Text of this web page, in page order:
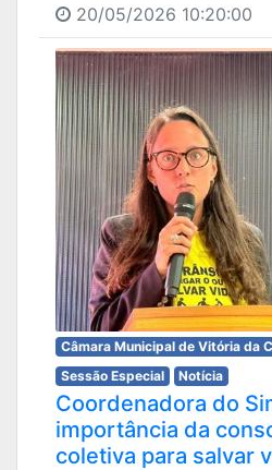
20/05/2026 10:20:00
Câmara Municipal de Vitória da
Sessão Especial
Notícia
Coordenadora do
importância da
coletiva para salvar